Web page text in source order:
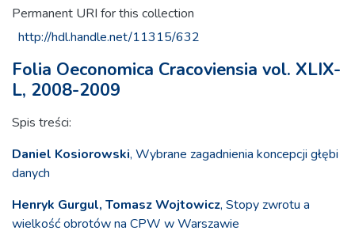
Permanent URI for this collection
http://hdl.handle.net/11315/632
Folia Oeconomica Cracoviensia vol. XLIX-
L, 2008-2009
Spis treści:
Daniel Kosiorowski, Wybrane zagadnienia koncepcji głębi
danych
Henryk Gurgul, Tomasz Wojtowicz, Stopy zwrotu a
wielkość obrotów na CPW w Warszawie